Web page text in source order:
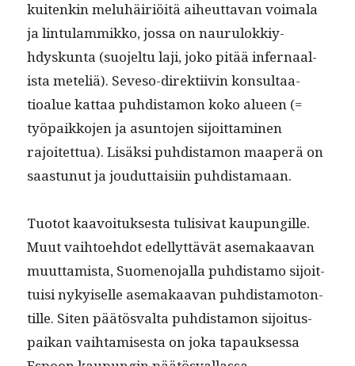
kuitenkin meluhäir­iöitä aiheut­ta­van voimala
ja lin­tu­lam­mikko, jos­sa on nau­ru­lokkiy­
hdyskun­ta (suo­jel­tu laji, joko pitää infer­naal­
ista meteliä). Seveso-direk­ti­ivin kon­sul­taa­
tioalue kat­taa puhdis­ta­mon koko alueen (=
työ­paikko­jen ja asun­to­jen sijoit­ta­mi­nen
rajoitet­tua). Lisäk­si puhdis­ta­mon maaperä on
saas­tunut ja joudut­taisi­in puhdistamaan.
Tuo­tot kaavoituk­ses­ta tuli­si­vat kaupungille.
Muut vai­h­toe­hdot edel­lyt­tävät ase­makaa­van
muut­tamista, Suomeno­jal­la puhdis­ta­mo sijoit­
tuisi nykyiselle ase­makaa­van puhdis­ta­mo­ton­
tille. Siten päätös­val­ta puhdis­ta­mon sijoi­tu­s­
paikan vai­h­tamis­es­ta on joka tapauk­ses­sa